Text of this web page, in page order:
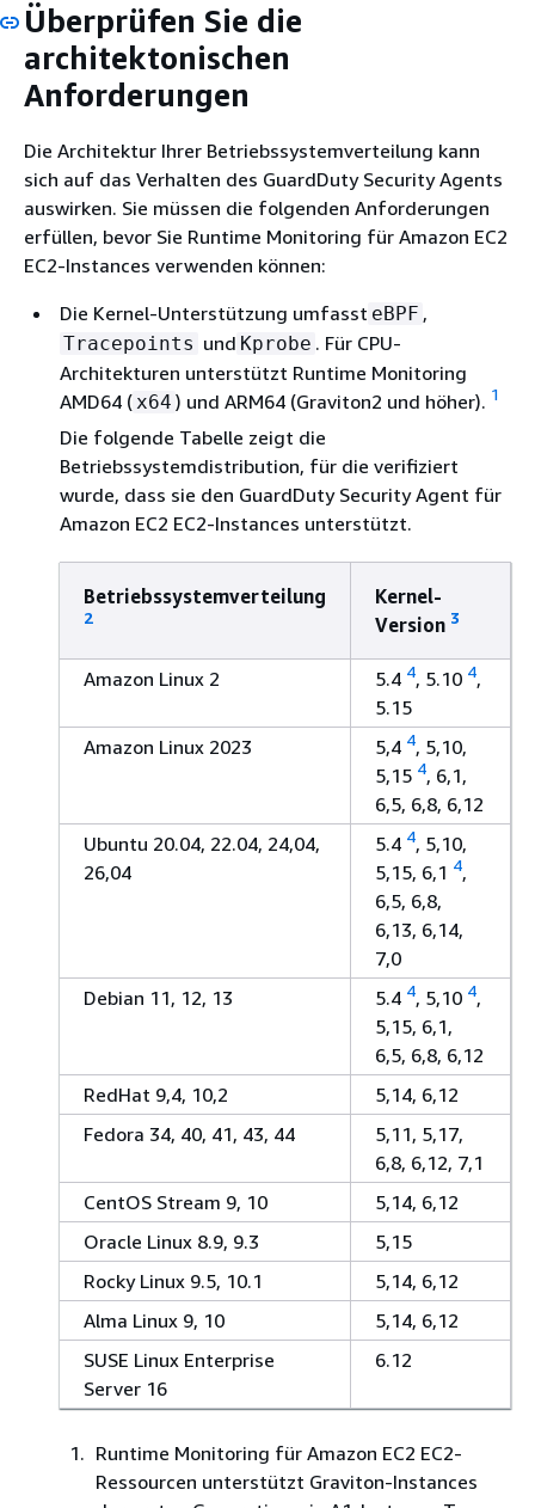
Überprüfen Sie die
architektonischen
Anforderungen
Die Architektur Ihrer Betriebssystemverteilung kann
sich auf das Verhalten des GuardDuty Security Agents
auswirken. Sie müssen die folgenden Anforderungen
erfüllen, bevor Sie Runtime Monitoring für Amazon EC2
EC2-Instances verwenden können:
Die Kernel-Unterstützung umfasst eBPF ,
Tracepoints und Kprobe . Für CPU-
Architekturen unterstützt Runtime Monitoring
AMD64 (x64 ) und ARM64 (Graviton2 und höher). 1
Die folgende Tabelle zeigt die
Betriebssystemdistribution, für die verifiziert
wurde, dass sie den GuardDuty Security Agent für
Amazon EC2 EC2-Instances unterstützt.
Betriebssystemverteilung
2
Kernel-
Version 3
Amazon Linux 2 5.4 4, 5.10 4,
5.15
Amazon Linux 2023
5,4 4, 5,10,
5,15 4, 6,1,
6,5, 6,8, 6,12
Ubuntu 20.04, 22.04, 24,04,
26,04
5.4 4, 5,10,
5,15, 6,1 4,
6,5, 6,8,
6,13, 6,14,
7,0
Debian 11, 12, 13
5.4 4, 5,10 4,
5,15, 6,1,
6,5, 6,8, 6,12
RedHat 9,4, 10,2
5,14, 6,12
Fedora 34, 40, 41, 43, 44
5,11, 5,17,
6,8, 6,12, 7,1
CentOS Stream 9, 10
5,14, 6,12
Oracle Linux 8.9, 9.3
5,15
Rocky Linux 9.5, 10.1
5,14, 6,12
Alma Linux 9, 10
5,14, 6,12
SUSE Linux Enterprise
Server 16
6.12
Runtime Monitoring für Amazon EC2 EC2-
Ressourcen unterstützt Graviton-Instances